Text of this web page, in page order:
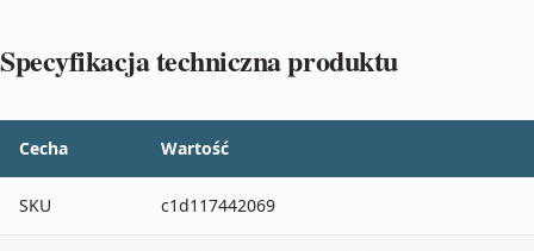
Specyfikacja techniczna produktu
Cecha Wartość
SKU c1d117442069